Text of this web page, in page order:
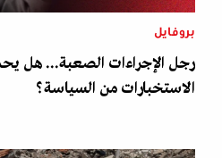
بروفايل
رجل الإجراءات الصعبة... هل
الاستخبارات من السياسة؟